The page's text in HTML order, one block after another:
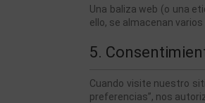
Una baliza web (o una
ello, se almacenan
5.
Cuando visite nuestro
preferencias”, nos